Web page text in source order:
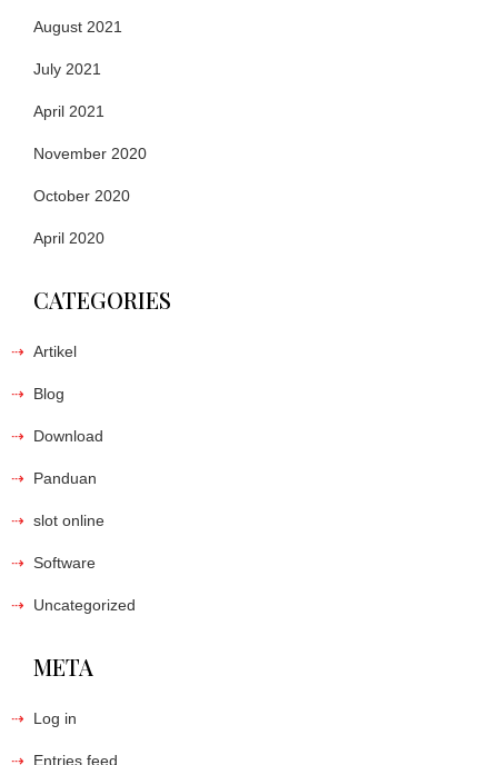
August 2021
July 2021
April 2021
November 2020
October 2020
April 2020
CATEGORIES
Artikel
Blog
Download
Panduan
slot online
Software
Uncategorized
META
Log in
Entries feed